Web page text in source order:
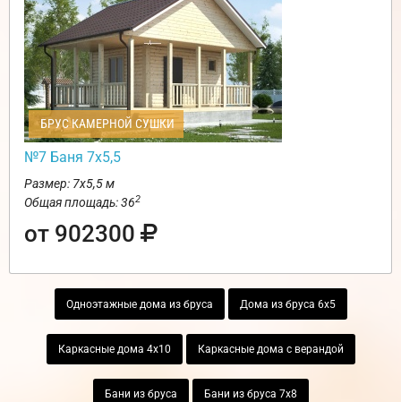
БРУС КАМЕРНОЙ СУШКИ
№7 Баня 7х5,5
Размер: 7х5,5 м
Общая площадь: 362
от 902300
Одноэтажные дома из бруса Дома из бруса 6х5
Каркасные дома 4х10 Каркасные дома с верандой
Бани из бруса Бани из бруса 7х8